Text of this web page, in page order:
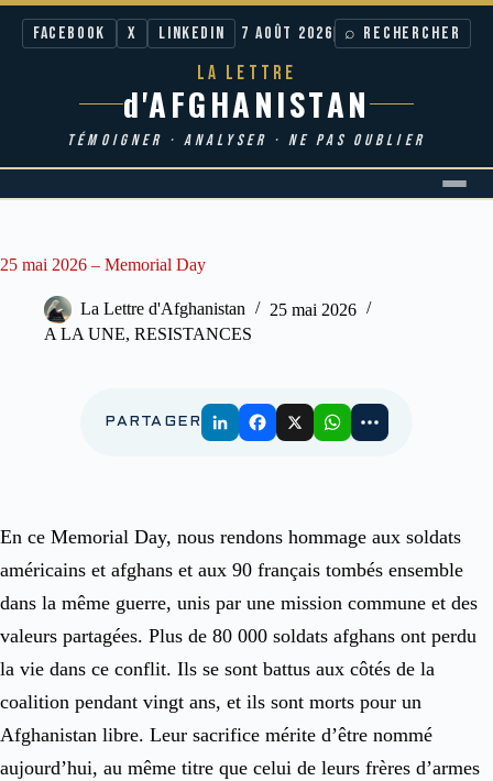
Facebook X LinkedIn 7 AOÛT 2026 ⌕ RECHERCHER
LA LETTRE
d'AFGHANISTAN
TÉMOIGNER · ANALYSER · NE PAS OUBLIER
25 mai 2026 – Memorial Day
La Lettre d'Afghanistan
25 mai 2026
A LA UNE, RESISTANCES
PARTAGER
En ce Memorial Day, nous rendons hommage aux soldats
américains et afghans et aux 90 français tombés ensemble
dans la même guerre, unis par une mission commune et des
valeurs partagées. Plus de 80 000 soldats afghans ont perdu
la vie dans ce conflit. Ils se sont battus aux côtés de la
coalition pendant vingt ans, et ils sont morts pour un
Afghanistan libre. Leur sacrifice mérite d’être nommé
aujourd’hui, au même titre que celui de leurs frères d’armes